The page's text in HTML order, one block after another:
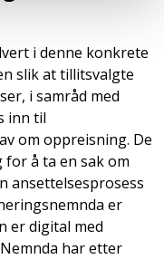
i denne konkrete
slik at tillitsvalgte
i samråd med
inn til
om oppreisning. De
for å ta en sak om
ansettelsesprosess
er
er digital med
har etter